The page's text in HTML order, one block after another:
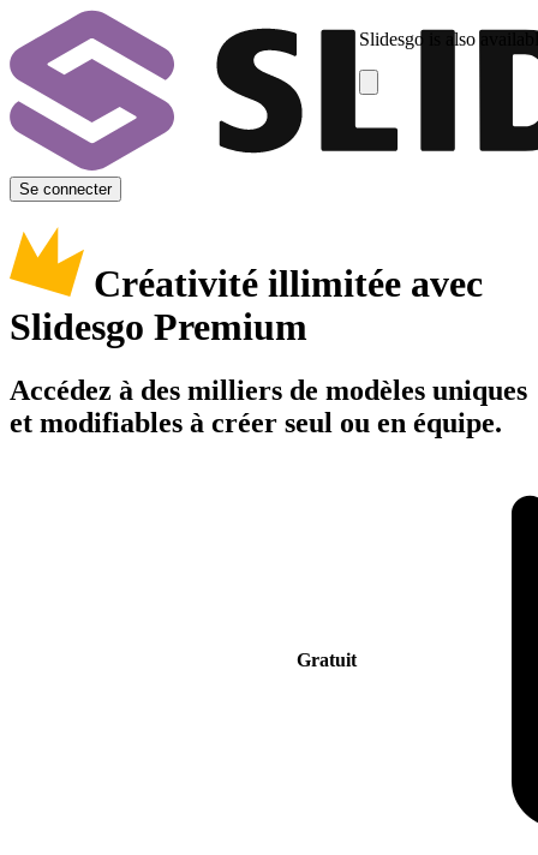
Slidesgo is also
Se connecter
Créativité illimitée avec
Slidesgo Premium
Accédez à des milliers de modèles uniques
et modifiables à créer seul ou en équipe.
Gratuit